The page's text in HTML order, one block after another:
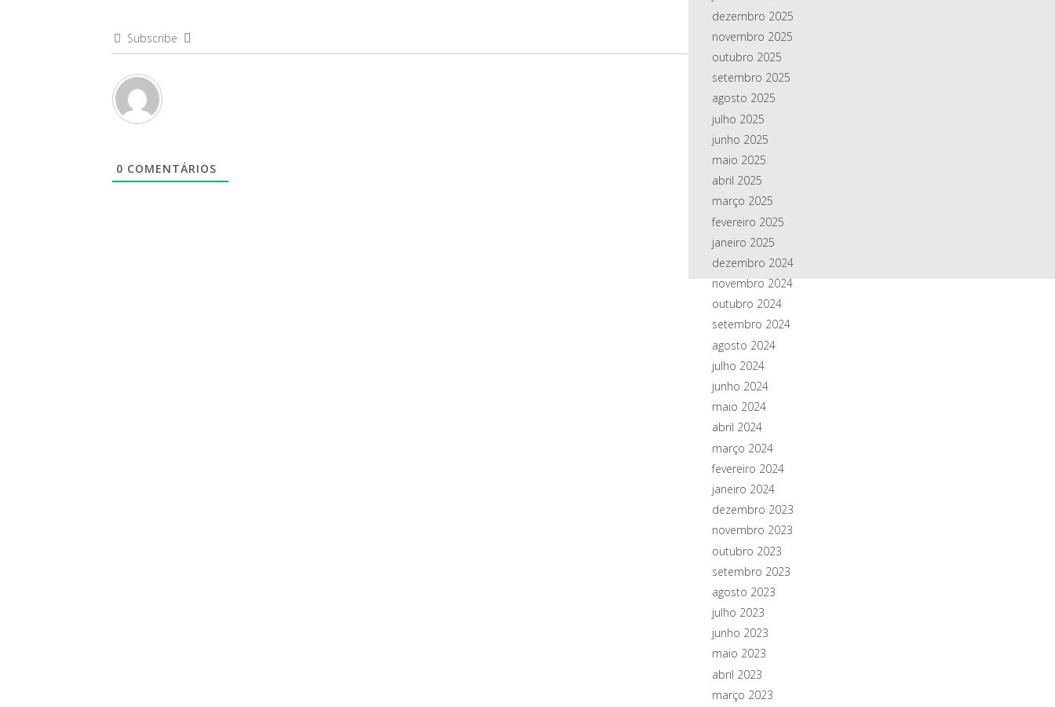
Subscribe
0 COMENTÁRIOS
dezembro 2025
novembro 2025
outubro 2025
setembro 2025
agosto 2025
julho 2025
junho 2025
maio 2025
abril 2025
março 2025
fevereiro 2025
janeiro 2025
dezembro 2024
novembro 2024
outubro 2024
setembro 2024
agosto 2024
julho 2024
junho 2024
maio 2024
abril 2024
março 2024
fevereiro 2024
janeiro 2024
dezembro 2023
novembro 2023
outubro 2023
setembro 2023
agosto 2023
julho 2023
junho 2023
maio 2023
abril 2023
março 2023